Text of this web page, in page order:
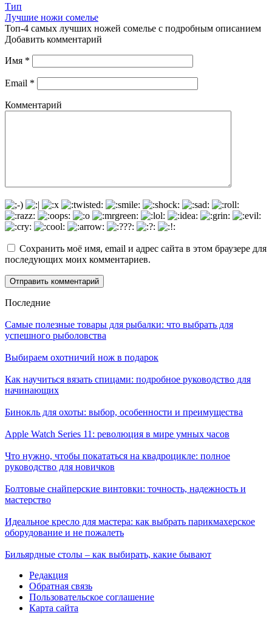
Тип
Лучшие ножи сомелье
Топ-4 самых лучших ножей сомелье с подробным описанием
Добавить комментарий
Имя *
Email *
Комментарий
Сохранить моё имя, email и адрес сайта в этом браузере для
последующих моих комментариев.
Последние
Самые полезные товары для рыбалки: что выбрать для
успешного рыболовства
Выбираем охотничий нож в подарок
Как научиться вязать спицами: подробное руководство для
начинающих
Бинокль для охоты: выбор, особенности и преимущества
Apple Watch Series 11: революция в мире умных часов
Что нужно, чтобы покататься на квадроцикле: полное
руководство для новичков
Болтовые снайперские винтовки: точность, надежность и
мастерство
Идеальное кресло для мастера: как выбрать парикмахерское
оборудование и не пожалеть
Бильярдные столы – как выбирать, какие бывают
Редакция
Обратная связь
Пользовательское соглашение
Карта сайта